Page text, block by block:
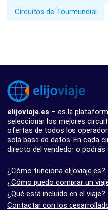
Circuitos de Tourmundial
elijoviaje.es – es la
seleccionar los mejores
ofertas de todos los
sola base de datos. En cada
directo del vendedor o podrás
¿Cómo funciona elijoviaje.es?
¿Cómo puedo comprar un
¿Qué está incluido en el viaje?
Contactar con los